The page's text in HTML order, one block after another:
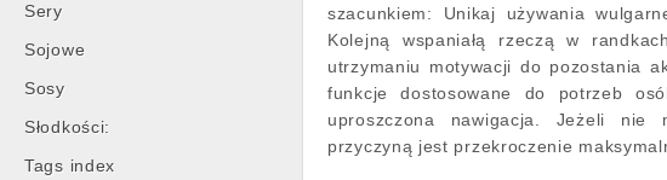
Sery
Sojowe
Sosy
Słodkości:
Tags index
szacunkiem: Unikaj używania
Kolejną wspaniałą rzeczą w
utrzymaniu motywacji do pozostania
funkcje dostosowane do potrzeb
uproszczona nawigacja. Jeżeli nie
przyczyną jest przekroczenie